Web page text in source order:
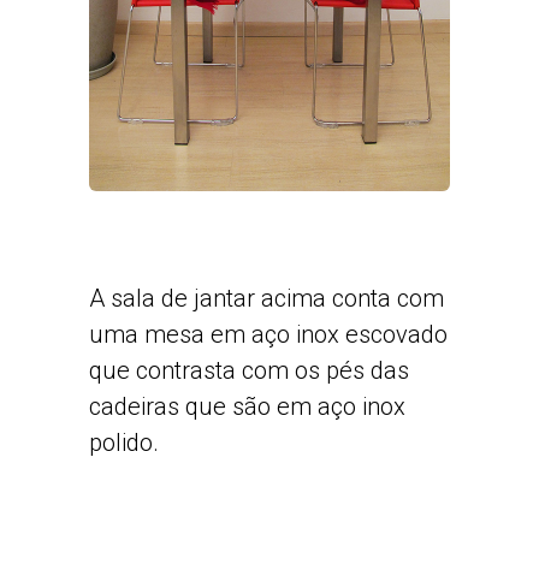
A sala de jantar acima conta com
uma mesa em aço inox escovado
que contrasta com os pés das
cadeiras que são em aço inox
polido.